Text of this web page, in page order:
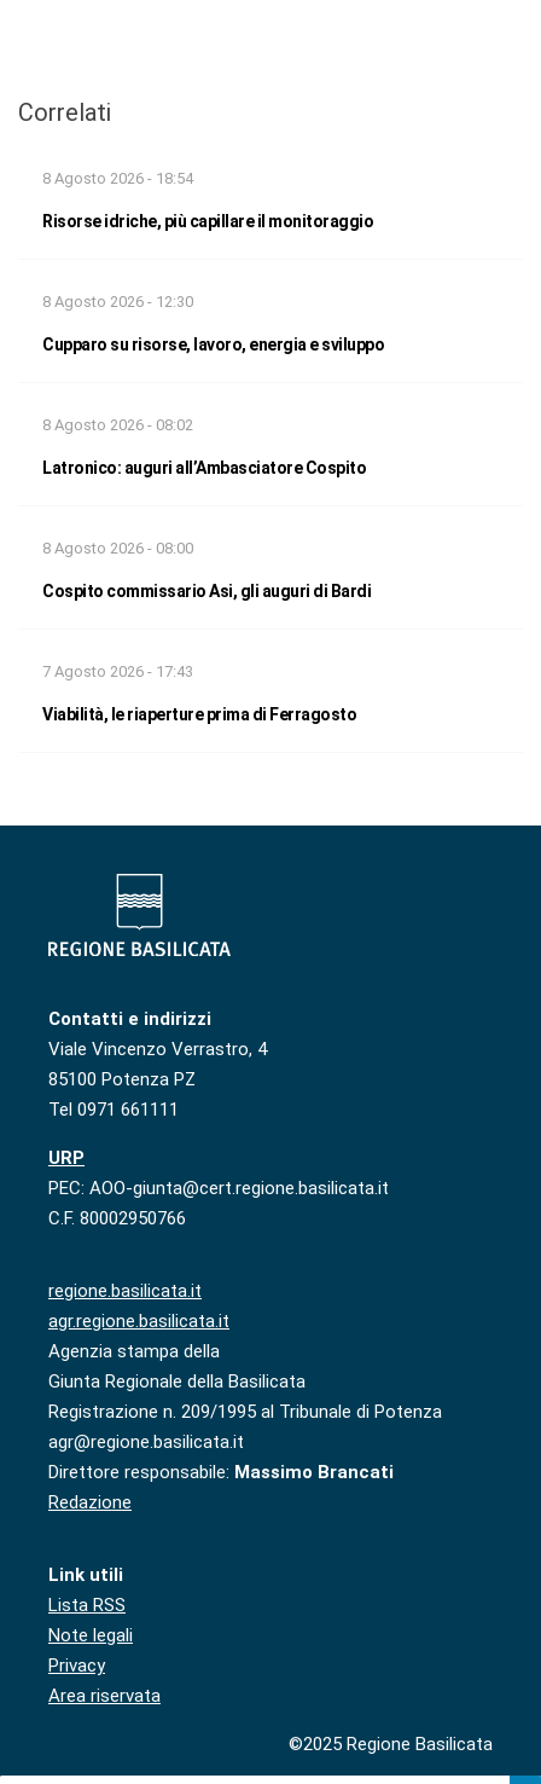
Correlati
8 Agosto 2026 - 18:54
Risorse idriche, più capillare il monitoraggio
8 Agosto 2026 - 12:30
Cupparo su risorse, lavoro, energia e sviluppo
8 Agosto 2026 - 08:02
Latronico: auguri all’Ambasciatore Cospito
8 Agosto 2026 - 08:00
Cospito commissario Asi, gli auguri di Bardi
7 Agosto 2026 - 17:43
Viabilità, le riaperture prima di Ferragosto
Contatti e indirizzi
Viale Vincenzo Verrastro, 4
85100 Potenza PZ
Tel 0971 661111
URP
PEC: AOO-giunta@cert.regione.basilicata.it
C.F. 80002950766
regione.basilicata.it
agr.regione.basilicata.it
Agenzia stampa della
Giunta Regionale della Basilicata
Registrazione n. 209/1995 al Tribunale di Potenza
agr@regione.basilicata.it
Direttore responsabile: Massimo Brancati
Redazione
Link utili
Lista RSS
Note legali
Privacy
Area riservata
©2025 Regione Basilicata